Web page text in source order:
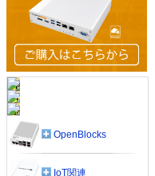
OpenBlocks
IoT関連